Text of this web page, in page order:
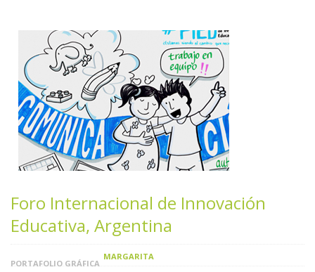
Foro Internacional de Innovación
Educativa, Argentina
PORTAFOLIO GRÁFICA
MARGARITA